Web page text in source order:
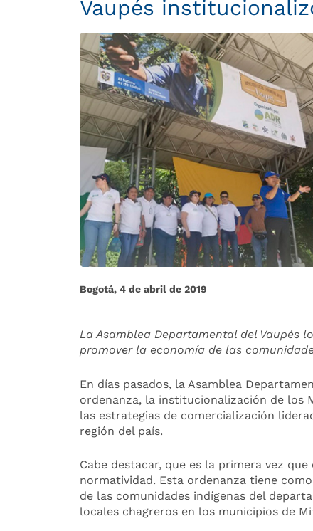
Vaupés
Bogotá, 4 de abril de 2019
La Asamblea Departamental del Vaupés
promover la economía de las
En días pasados, la Asamblea
ordenanza, la institucionalización de los
las estrategias de comercialización
región del país.
Cabe destacar, que es la primera vez
normatividad. Esta ordenanza tiene
de las comunidades indígenas del
locales chagreros en los municipios de